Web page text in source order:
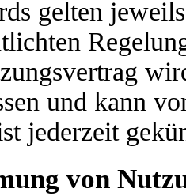
gelten
und kann
jederzeit
von